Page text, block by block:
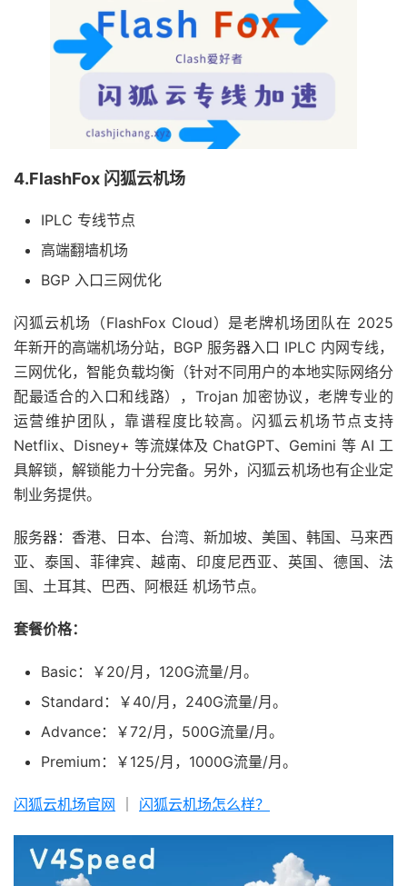
4.FlashFox 闪狐云机场
IPLC 专线节点
高端翻墙机场
BGP 入口三网优化
闪狐云机场（FlashFox Cloud）是老牌机场团队在 2025
年新开的高端机场分站，BGP 服务器入口 IPLC 内网专线，
三网优化，智能负载均衡（针对不同用户的本地实际网络分
配最适合的入口和线路），Trojan 加密协议，老牌专业的
运营维护团队，靠谱程度比较高。闪狐云机场节点支持
Netflix、Disney+ 等流媒体及 ChatGPT、Gemini 等 AI 工
具解锁，解锁能力十分完备。另外，闪狐云机场也有企业定
制业务提供。
服务器：香港、日本、台湾、新加坡、美国、韩国、马来西
亚、泰国、菲律宾、越南、印度尼西亚、英国、德国、法
国、土耳其、巴西、阿根廷 机场节点。
套餐价格：
Basic：￥20/月，120G流量/月。
Standard：￥40/月，240G流量/月。
Advance：￥72/月，500G流量/月。
Premium：￥125/月，1000G流量/月。
闪狐云机场官网 闪狐云机场怎么样？